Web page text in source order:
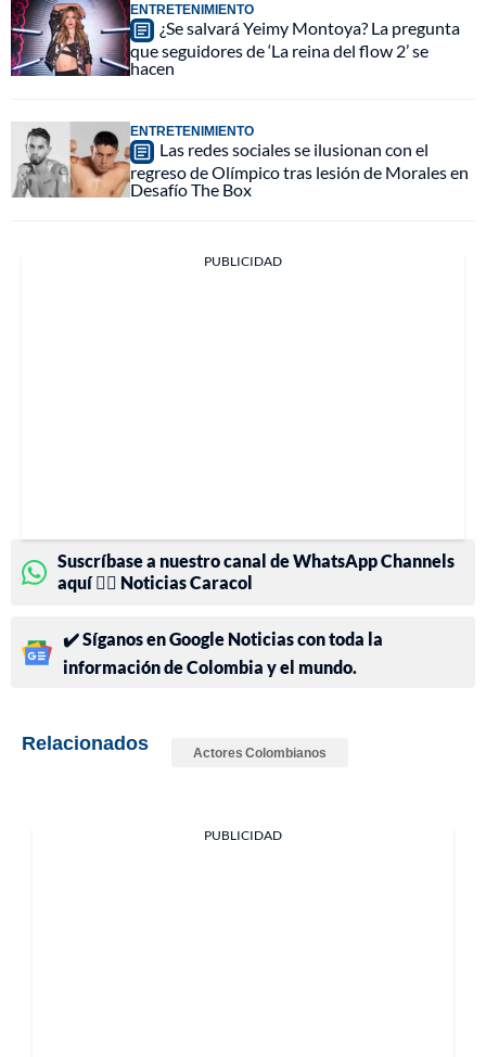
ENTRETENIMIENTO
¿Se salvará Yeimy Montoya? La pregunta
que seguidores de ‘La reina del flow 2’ se
hacen
ENTRETENIMIENTO
Las redes sociales se ilusionan con el
regreso de Olímpico tras lesión de Morales en
Desafío The Box
PUBLICIDAD
Suscríbase a nuestro canal de WhatsApp Channels
aquí 👉🏻 Noticias Caracol
✔️ Síganos en Google Noticias con toda la
información de Colombia y el mundo.
Relacionados Actores Colombianos
PUBLICIDAD